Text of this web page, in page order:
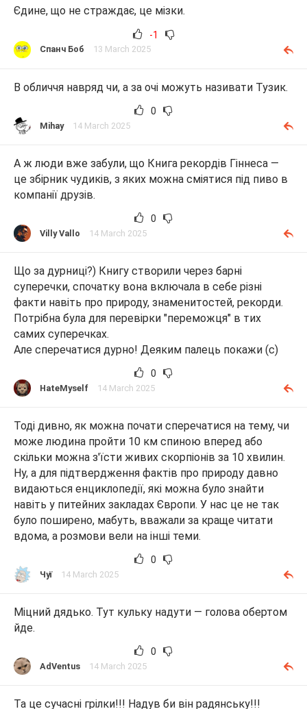
Єдине, що не страждає, це мізки.
-1
Спанч Боб 13 March 2025
В обличчя навряд чи, а за очі можуть називати Тузик.
0
Mihay 14 March 2025
А ж люди вже забули, що Книга рекордів Гіннеса —
це збірник чудиків, з яких можна сміятися під пиво в
компанії друзів.
0
Villy Vallo 14 March 2025
Що за дурниці?) Книгу створили через барні
суперечки, спочатку вона включала в себе різні
факти навіть про природу, знаменитостей, рекорди.
Потрібна була для перевірки "переможця" в тих
самих суперечках.
Але сперечатися дурно! Деяким палець покажи (с)
0
HateMyself 14 March 2025
Тоді дивно, як можна почати сперечатися на тему, чи
може людина пройти 10 км спиною вперед або
скільки можна з'їсти живих скорпіонів за 10 хвилин.
Ну, а для підтвердження фактів про природу давно
видаються енциклопедії, які можна було знайти
навіть у питейних закладах Європи. У нас це не так
було поширено, мабуть, вважали за краще читати
вдома, а розмови вели на інші теми.
0
Чуї 14 March 2025
Міцний дядько. Тут кульку надути — голова обертом
йде.
0
AdVentus 14 March 2025
Та це сучасні грілки!!! Надув би він радянську!!!